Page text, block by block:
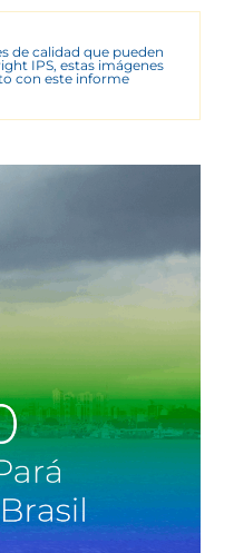
de calidad que pueden
IPS, estas imágenes
con este informe